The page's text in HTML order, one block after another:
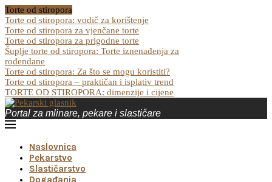
Torte od stiropora
Torte od stiropora: vodič za korištenje
Torte od stiropora za vjenčane torte
Torte od stiropora za prigodne torte
Šuplje torte od stiropora: Torte iznenađenja za
rođendane
Torte od stiropora: Za što se mogu koristiti?
Torte od stiropora – praktičan i isplativ trend
TORTE OD STIROPORA: dimenzije i cijene
Portal za mlinare, pekare i slastičare
Naslovnica
Pekarstvo
Slastičarstvo
Događanja